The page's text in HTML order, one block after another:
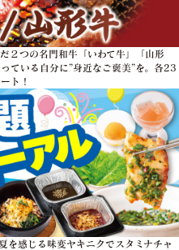
２つの名門和牛「いわて牛」「山形
ている自分に”身近なご褒美”を。各23
ト！
を感じる味変ヤキニクでスタミナチャ